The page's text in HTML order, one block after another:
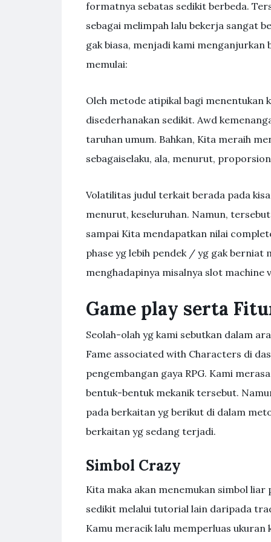
formatnya sebatas sedikit berbeda.
sebagai melimpah lalu bekerja sangat
gak biasa, menjadi kami
memulai:
Oleh metode atipikal bagi menentukan
disederhanakan sedikit. Awd
taruhan umum. Bahkan, Kita meraih
sebagaiselaku, ala, menurut,
Volatilitas judul terkait berada pada
menurut, keseluruhan. Namun,
sampai Kita mendapatkan nilai
phase yg lebih pendek / yg gak
menghadapinya misalnya slot
Game play serta
Seolah-olah yg kami sebutkan dalam
Fame associated with Characters di
pengembangan gaya RPG. Kami
bentuk-bentuk mekanik tersebut.
pada berkaitan yg berikut di dalam
berkaitan yg sedang terjadi.
Simbol Crazy
Kita maka akan menemukan simbol
sedikit melalui tutorial lain daripada
Kamu meracik lalu memperluas